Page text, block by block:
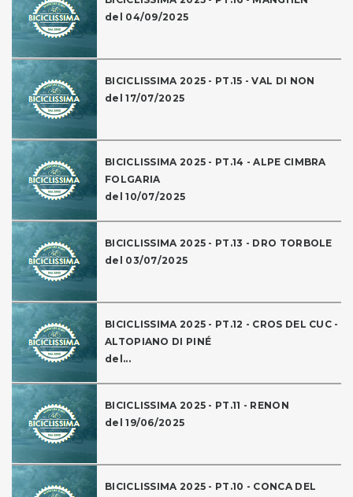
del 04/09/2025
BICICLISSIMA 2025 - PT.15 - VAL DI NON
del 17/07/2025
BICICLISSIMA 2025 - PT.14 - ALPE CIMBRA
FOLGARIA
del 10/07/2025
BICICLISSIMA 2025 - PT.13 - DRO TORBOLE
del 03/07/2025
BICICLISSIMA 2025 - PT.12 - CROS DEL CUC -
ALTOPIANO DI PINÉ
del...
BICICLISSIMA 2025 - PT.11 - RENON
del 19/06/2025
BICICLISSIMA 2025 - PT.10 - CONCA DEL